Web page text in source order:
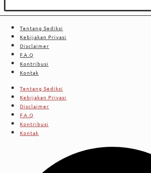
Tentang Sediksi
Kebijakan Privasi
Disclaimer
F.A.Q
Kontribusi
Kontak
Tentang Sediksi
Kebijakan Privasi
Disclaimer
F.A.Q
Kontribusi
Kontak